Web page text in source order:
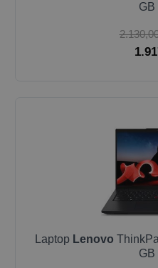
GB
Laptop Lenovo
GB